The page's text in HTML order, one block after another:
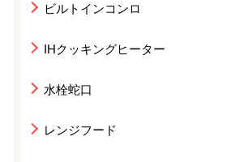
ビルトインコンロ
IHクッキングヒーター
水栓蛇口
レンジフード